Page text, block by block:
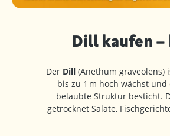
Dill kaufen
Der Dill(Anethum graveolens)
bis zu 1 m hoch wächst
belaubte Struktur besticht.
getrocknet Salate,